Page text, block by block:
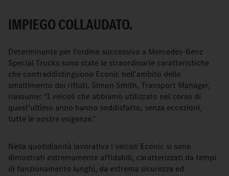
IMPIEGO COLLAUDATO.
Determinante per l’ordine successivo a Mercedes-Benz
Special Trucks sono state le straordinarie caratteristiche
che contraddistinguono Econic nell’ambito dello
smaltimento dei rifiuti. Simon Smith, Transport Manager,
riassume: "I veicoli che abbiamo utilizzato nel corso di
quest’ultimo anno hanno soddisfatto, senza eccezioni,
tutte le nostre esigenze."
Nella quotidianità lavorativa i veicoli Econic si sono
dimostrati estremamente affidabili, caratterizzati da tempi
di funzionamento lunghi, da estrema sicurezza ed